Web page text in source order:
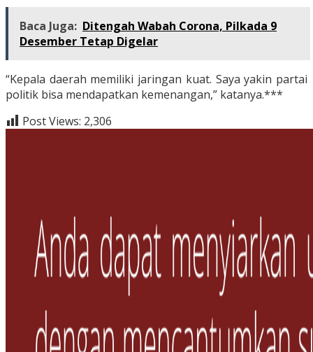
Baca Juga: Ditengah Wabah Corona, Pilkada 9
Desember Tetap Digelar
“Kepala daerah memiliki jaringan kuat. Saya yakin partai
politik bisa mendapatkan kemenangan,” katanya.***
Post Views: 2,306